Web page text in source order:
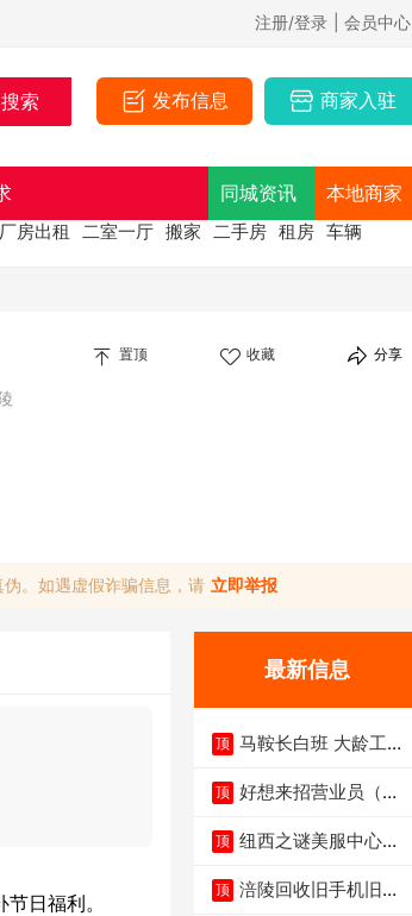
注册/登录 | 会员中心
发布信息 商家入驻
同城资讯 本地商家
厂房出租 二室一厅 搬家 二手房 租房 车辆
置顶 收藏 分享
。如遇虚假诈骗信息，请 立即举报
日福利。
最新信息
顶 马鞍长白班 大龄工大
顶 好想来招营业员（不
顶 纽西之谜美服中心招
顶 涪陵回收旧手机旧电